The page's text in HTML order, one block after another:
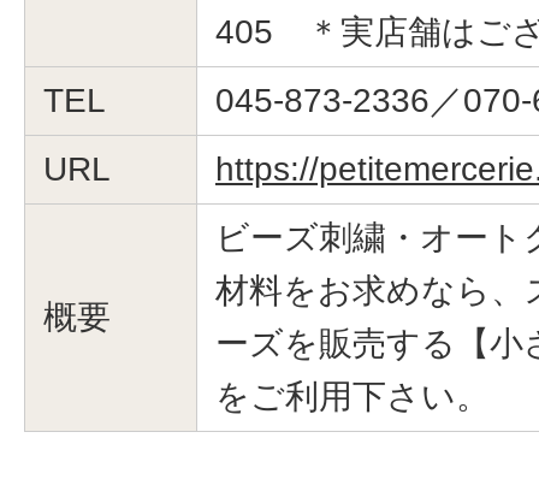
405 ＊実店舗はご
TEL
045-873-2336／
URL
https://
概要
ビーズ刺繍・オー
材料をお求めなら
ーズを販売する【小
をご利用下さい。